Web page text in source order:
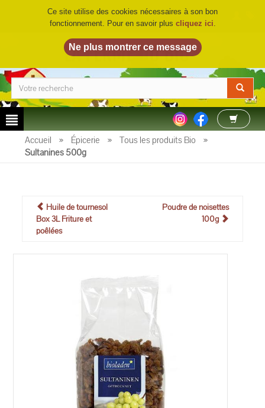
LA FERME DU BIO©
Accueil » Épicerie » Tous les produits Bio
»
Sultanines 500g
Huile de tournesol
Box 3L Friture et
poêlées
Poudre de noisettes
100g
Ce site utilise des cookies nécessaires à son bon
fonctionnement. Pour en savoir plus cliquez ici.